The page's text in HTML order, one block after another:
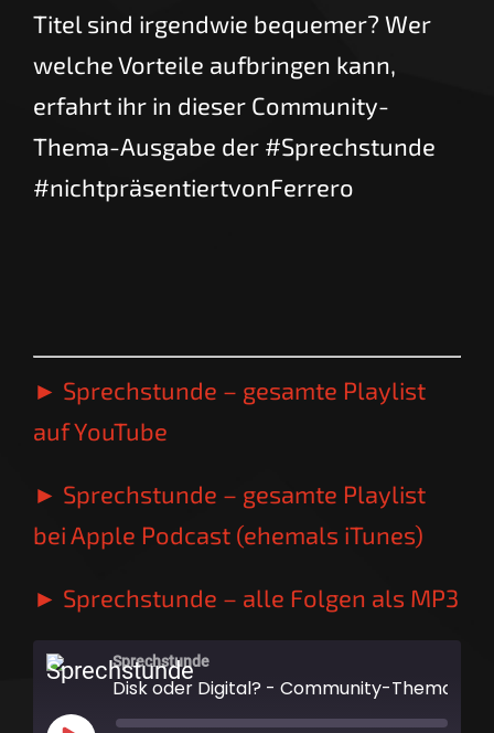
Titel sind irgendwie bequemer? Wer
welche Vorteile aufbringen kann,
erfahrt ihr in dieser Community-
Thema-Ausgabe der #Sprechstunde
#nichtpräsentiertvonFerrero
► Sprechstunde – gesamte Playlist
auf YouTube
► Sprechstunde – gesamte Playlist
bei Apple Podcast (ehemals iTunes)
► Sprechstunde – alle Folgen als MP3
Sprechstunde